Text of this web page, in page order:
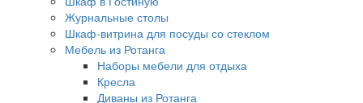
Журнальные столы
Шкаф-витрина для посуды со стеклом
Мебель из Ротанга
Наборы мебели для отдыха
Кресла
Диваны из Ротанга